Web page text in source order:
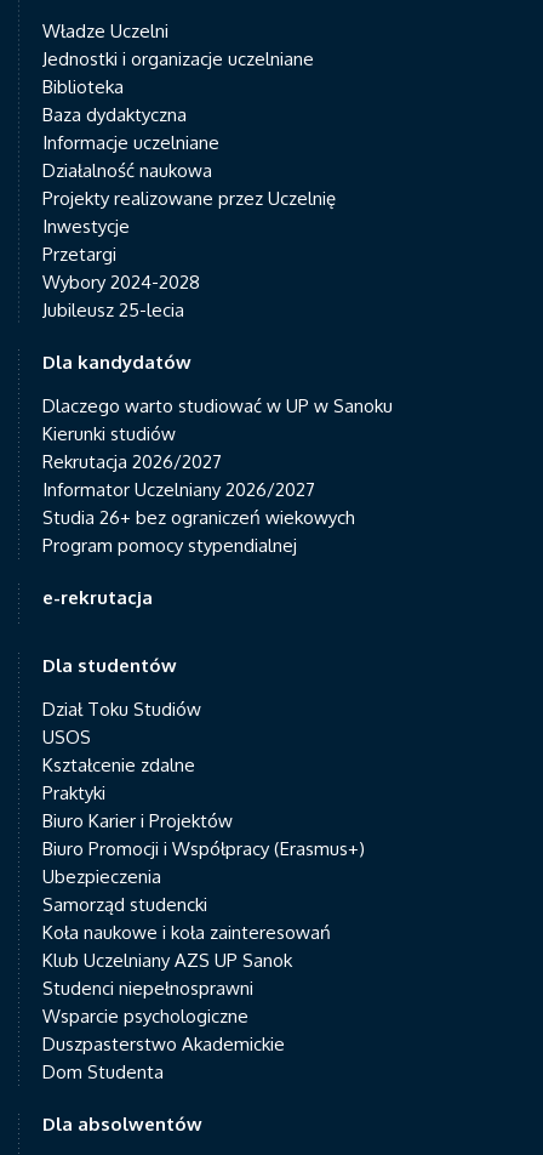
Władze Uczelni
Jednostki i organizacje uczelniane
Biblioteka
Baza dydaktyczna
Informacje uczelniane
Działalność naukowa
Projekty realizowane przez Uczelnię
Inwestycje
Przetargi
Wybory 2024-2028
Jubileusz 25-lecia
Dla kandydatów
Dlaczego warto studiować w UP w Sanoku
Kierunki studiów
Rekrutacja 2026/2027
Informator Uczelniany 2026/2027
Studia 26+ bez ograniczeń wiekowych
Program pomocy stypendialnej
e-rekrutacja
Dla studentów
Dział Toku Studiów
USOS
Kształcenie zdalne
Praktyki
Biuro Karier i Projektów
Biuro Promocji i Współpracy (Erasmus+)
Ubezpieczenia
Samorząd studencki
Koła naukowe i koła zainteresowań
Klub Uczelniany AZS UP Sanok
Studenci niepełnosprawni
Wsparcie psychologiczne
Duszpasterstwo Akademickie
Dom Studenta
Dla absolwentów